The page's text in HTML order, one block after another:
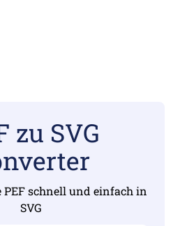
zu SVG
PEF schnell und einfach in
SVG